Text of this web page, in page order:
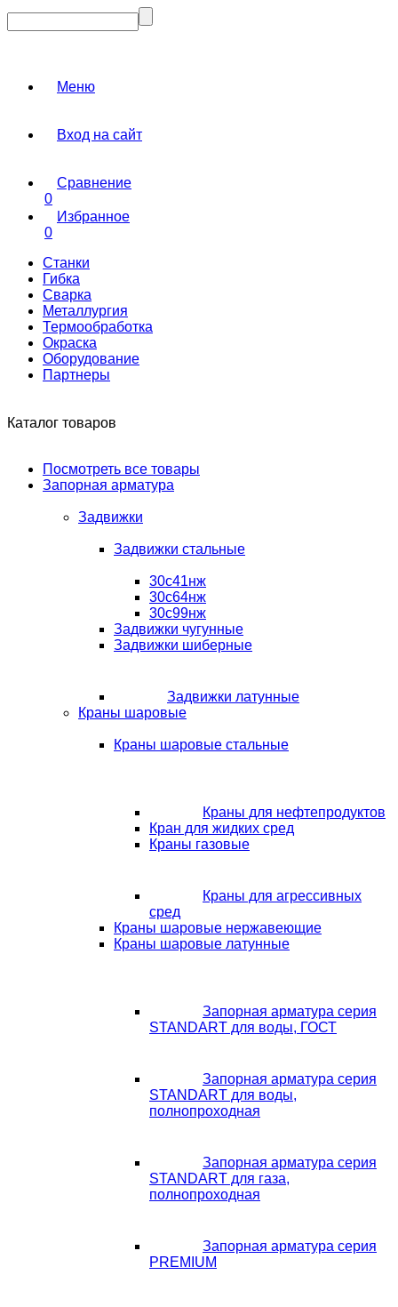
Меню
Вход на сайт
Сравнение
0
Избранное
0
Станки
Гибка
Сварка
Металлургия
Термообработка
Окраска
Оборудование
Партнеры
Каталог товаров
Посмотреть все товары
Запорная арматура
Задвижки
Задвижки стальные
30с41нж
30с64нж
30с99нж
Задвижки чугунные
Задвижки шиберные
Задвижки латунные
Краны шаровые
Краны шаровые стальные
Краны для нефтепродуктов
Кран для жидких сред
Краны газовые
Краны для агрессивных
сред
Краны шаровые нержавеющие
Краны шаровые латунные
Запорная арматура серия
STANDART для воды, ГОСТ
Запорная арматура серия
STANDART для воды,
полнопроходная
Запорная арматура серия
STANDART для газа,
полнопроходная
Запорная арматура серия
PREMIUM